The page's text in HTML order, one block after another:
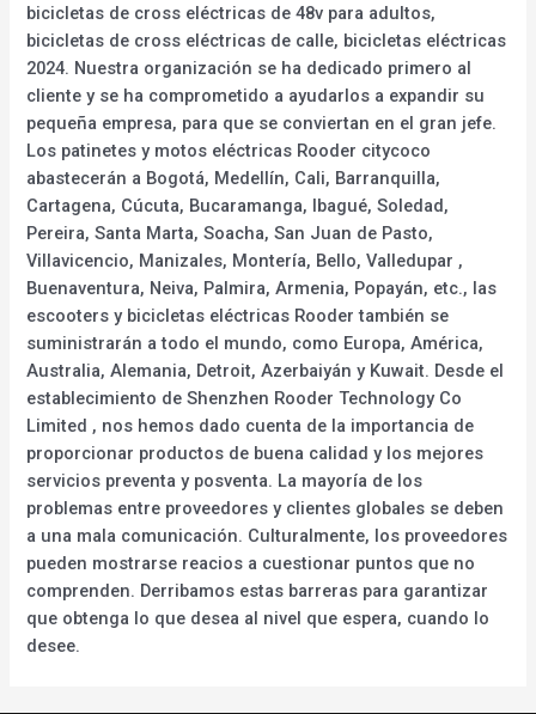
bicicletas de cross eléctricas de 48v para adultos,
bicicletas de cross eléctricas de calle, bicicletas eléctricas
2024. Nuestra organización se ha dedicado primero al
cliente y se ha comprometido a ayudarlos a expandir su
pequeña empresa, para que se conviertan en el gran jefe.
Los patinetes y motos eléctricas Rooder citycoco
abastecerán a Bogotá, Medellín, Cali, Barranquilla,
Cartagena, Cúcuta, Bucaramanga, Ibagué, Soledad,
Pereira, Santa Marta, Soacha, San Juan de Pasto,
Villavicencio, Manizales, Montería, Bello, Valledupar ,
Buenaventura, Neiva, Palmira, Armenia, Popayán, etc., las
escooters y bicicletas eléctricas Rooder también se
suministrarán a todo el mundo, como Europa, América,
Australia, Alemania, Detroit, Azerbaiyán y Kuwait. Desde el
establecimiento de Shenzhen Rooder Technology Co
Limited , nos hemos dado cuenta de la importancia de
proporcionar productos de buena calidad y los mejores
servicios preventa y posventa. La mayoría de los
problemas entre proveedores y clientes globales se deben
a una mala comunicación. Culturalmente, los proveedores
pueden mostrarse reacios a cuestionar puntos que no
comprenden. Derribamos estas barreras para garantizar
que obtenga lo que desea al nivel que espera, cuando lo
desee.